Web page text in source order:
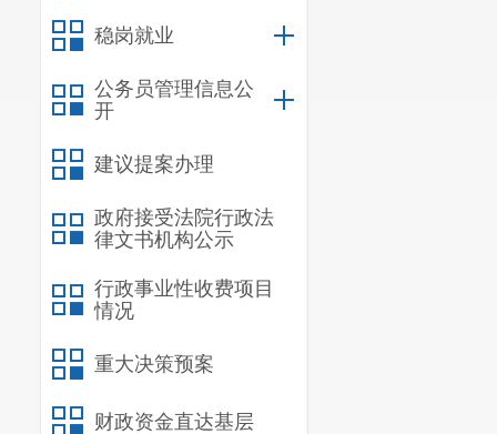
稳岗就业
公务员管理信息公
开
建议提案办理
政府接受法院行政法
律文书机构公示
行政事业性收费项目
情况
重大决策预案
财政资金直达基层